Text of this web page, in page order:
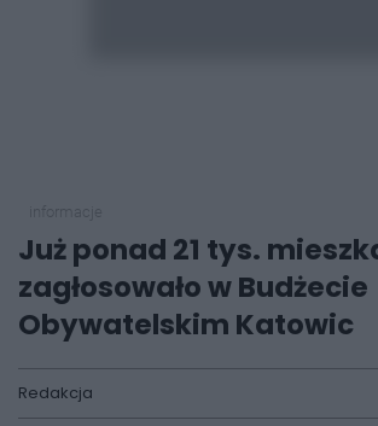
Już ponad 21 tys.
zagłosowało w Budżecie
Obywatelskim Katowic
Redakcja